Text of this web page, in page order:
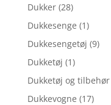
Dukker (28)
Dukkesenge (1)
Dukkesengetøj (9)
Dukketøj (1)
Dukketøj og tilbehør
Dukkevogne (17)